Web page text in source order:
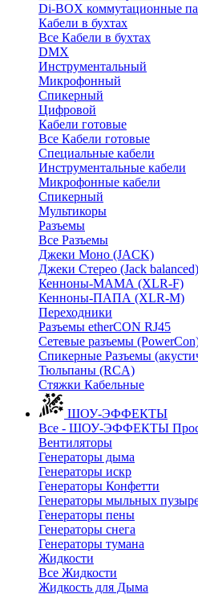
Di-BOX коммутационные
Кабели в бухтах
Все Кабели в бухтах
DMX
Инструментальный
Микрофонный
Спикерный
Цифровой
Кабели готовые
Все Кабели готовые
Cпециальные кабели
Инструментальные кабели
Микрофонные кабели
Спикерный
Мультикоры
Разъемы
Все Разъемы
Джеки Моно (JACK)
Джеки Стерео (Jack balanced)
Кенноны-МАМА (XLR-F)
Кенноны-ПАПА (XLR-M)
Переходники
Разъемы etherCON RJ45
Сетевые разъемы
Спикерные Разъемы
Тюльпаны (RCA)
Стяжки Кабельные
ШОУ-ЭФФЕКТЫ
Все - ШОУ-ЭФФЕКТЫ
Вентиляторы
Генераторы дыма
Генераторы искр
Генераторы Конфетти
Генераторы мыльных
Генераторы пены
Генераторы снега
Генераторы тумана
Жидкости
Все Жидкости
Жидкость для Дыма